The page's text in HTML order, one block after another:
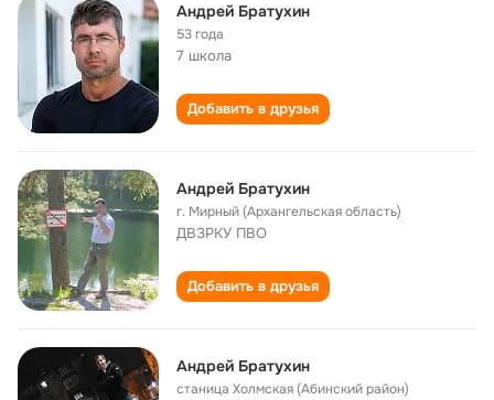
Андрей Братухин
53 года
7 школа
Добавить в друзья
Андрей Братухин
г. Мирный (Архангельская область)
ДВЗРКУ ПВО
Добавить в друзья
Андрей Братухин
станица Холмская (Абинский район)